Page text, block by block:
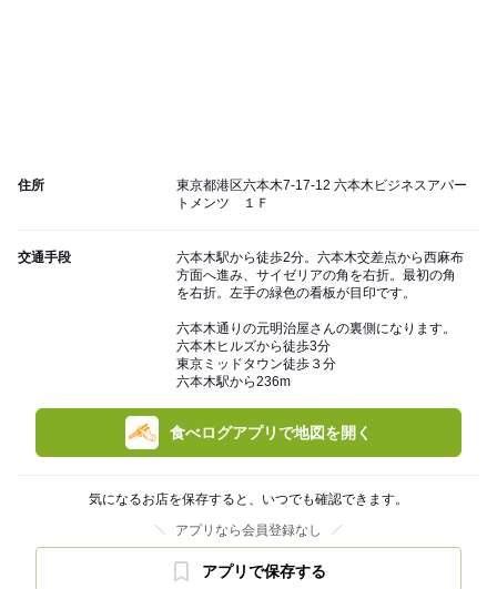
住所
東京都港区六本木7-17-12 六本木ビジネスアパー
トメンツ １Ｆ
交通手段
六本木駅から徒歩2分。六本木交差点から西麻布
方面へ進み、サイゼリアの角を右折。最初の角
を右折。左手の緑色の看板が目印です。
六本木通りの元明治屋さんの裏側になります。
六本木ヒルズから徒歩3分
東京ミッドタウン徒歩３分
六本木駅から236m
食べログアプリで地図を開く
気になるお店を保存すると、いつでも確認できます。
アプリなら会員登録なし
アプリで保存する